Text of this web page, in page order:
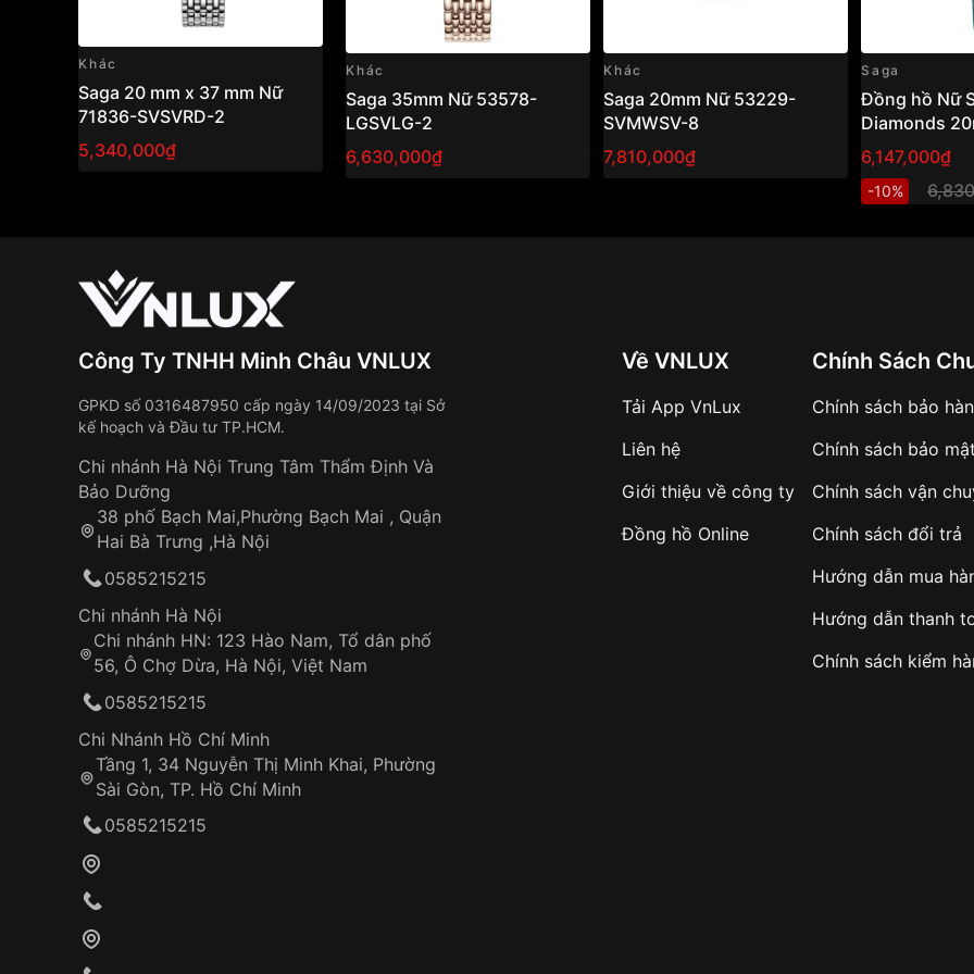
Khác
Saga 20 mm x 37 mm Nữ
71836-SVSVRD-2
5,340,000₫
Khác
Saga 35mm Nữ 53578-
LGSVLG-2
6,630,000₫
Khác
Saga 20mm Nữ 53229-
SVMWSV-8
7,810,000₫
Saga
Đồng hồ Nữ
Diamonds
RGGRGR-2 –
Quartz (Pin)
Khảm Xà Cừ,
6,147,000₫
-10%
Công Ty TNHH Minh Châu VNLUX
GPKD số 0316487950 cấp ngày 14/09/2023 tại Sở
kế hoạch và Đầu tư TP.HCM.
Chi nhánh Hà Nội Trung Tâm Thẩm Định Và
Bảo Dưỡng
38 phố Bạch Mai,Phường Bạch Mai , Quận
Hai Bà Trưng ,Hà Nội
0585215215
Chi nhánh Hà Nội
Chi nhánh HN: 123 Hào Nam, Tổ dân phố
56, Ô Chợ Dừa, Hà Nội, Việt Nam
0585215215
Chi Nhánh Hồ Chí Minh
Tầng 1, 34 Nguyễn Thị Minh Khai, Phường
Sài Gòn, TP. Hồ Chí Minh
0585215215
Về VNLUX
Tải App VnLux
Liên hệ
Giới thiệu về công ty
Đồng hồ Online
Chính Sách
Chính sách bảo
Chính sách bảo mật
Chính sách vận
Chính sách đổi trả
Hướng dẫn mua
Hướng dẫn thanh
Chính sách kiểm